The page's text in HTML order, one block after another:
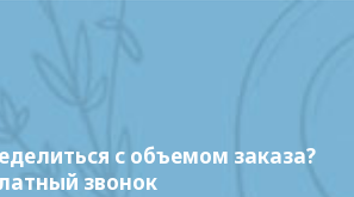
с объемом заказа?
звонок